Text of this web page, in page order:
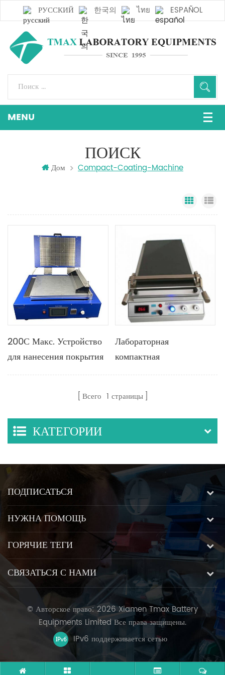
РУССКИЙ 한국의 ไทย ESPAÑOL
ПОИСК
Дом Compact-Coating-Machine
Grid
200С Макс. Устройство
для нанесения покрытия
на планшет компактной
автоматическое мини для
покрытия электрода
батареи
Лабораторная
компактная
лакировочная машина
на проволочные стержни
с шириной 300 мм
Всего 1 страницы
КАТЕГОРИИ
ПОДПИСАТЬСЯ
НУЖНА ПОМОЩЬ
ГОРЯЧИЕ ТЕГИ
СВЯЗАТЬСЯ С НАМИ
© Авторское право: 2026 Xiamen Tmax Battery
Equipments Limited Все права защищены.
IPv6 поддерживается сетью